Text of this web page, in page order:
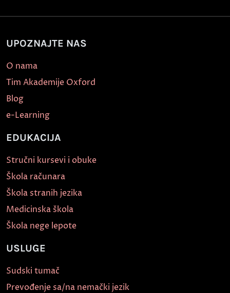
UPOZNAJTE NAS
O nama
Tim Akademije Oxford
Blog
e-Learning
EDUKACIJA
Stručni kursevi i obuke
Škola računara
Škola stranih jezika
Medicinska škola
Škola nege lepote
USLUGE
Sudski tumač
Prevođenje sa/na nemački jezik